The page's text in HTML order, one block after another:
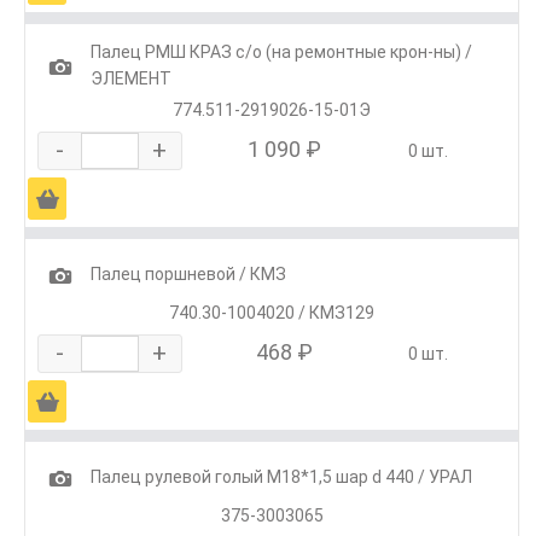
1
Палец РМШ КРАЗ с/о (на ремонтные крон-ны) /
ЭЛЕМЕНТ
774.511-2919026-15-01Э
- + 1 090 ₽ 0 шт.
Ä
1
Палец поршневой / КМЗ
740.30-1004020 / КМЗ129
- + 468 ₽ 0 шт.
Ä
1
Палец рулевой голый М18*1,5 шар d 440 / УРАЛ
375-3003065